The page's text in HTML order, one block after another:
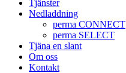
Tjänster
Nedladdning
perma CONNECT
perma SELECT
Tjäna en slant
Om oss
Kontakt